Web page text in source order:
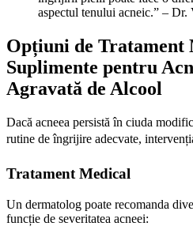
aspectul tenului acneic.” –
Opțiuni de Tratament
Suplimente pentru
Agravată de Alcool
Dacă acneea persistă în ciuda
rutine de îngrijire adecvate,
Tratament Medical
Un dermatolog poate recomanda
funcție de severitatea acneei: